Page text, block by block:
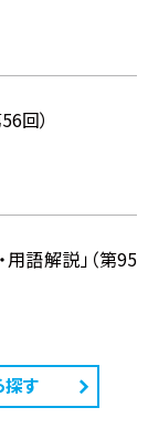
回）
語解説」（第95
探す